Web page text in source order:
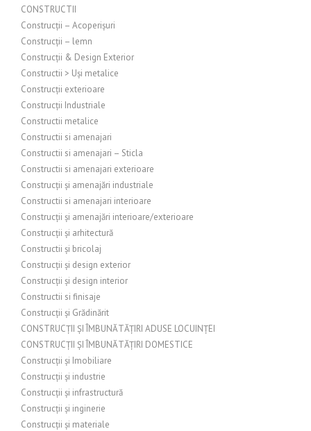
CONSTRUCTII
Construcții – Acoperișuri
Construcții – lemn
Construcții & Design Exterior
Constructii > Uși metalice
Construcții exterioare
Construcții Industriale
Constructii metalice
Constructii si amenajari
Constructii si amenajari – Sticla
Constructii si amenajari exterioare
Construcții și amenajări industriale
Constructii si amenajari interioare
Construcții și amenajări interioare/exterioare
Construcții și arhitectură
Constructii și bricolaj
Construcții și design exterior
Construcții și design interior
Constructii si finisaje
Construcții și Grădinărit
CONSTRUCȚII ȘI ÎMBUNĂTĂȚIRI ADUSE LOCUINȚEI
CONSTRUCȚII ȘI ÎMBUNĂTĂȚIRI DOMESTICE
Construcții și Imobiliare
Construcții și industrie
Construcții și infrastructură
Construcții și inginerie
Construcții și materiale